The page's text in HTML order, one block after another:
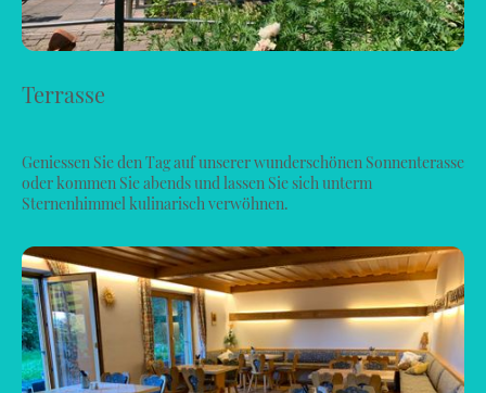
Terrasse
Geniessen Sie den Tag auf unserer wunderschönen Sonnenterasse
oder kommen Sie abends und lassen Sie sich unterm
Sternenhimmel kulinarisch verwöhnen.